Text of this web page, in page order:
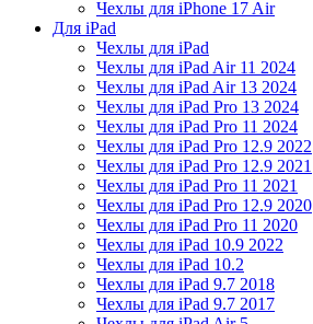
Чехлы для iPhone 17 Air
Для iPad
Чехлы для iPad
Чехлы для iPad Air 11 2024
Чехлы для iPad Air 13 2024
Чехлы для iPad Pro 13 2024
Чехлы для iPad Pro 11 2024
Чехлы для iPad Pro 12.9 2022
Чехлы для iPad Pro 12.9 2021
Чехлы для iPad Pro 11 2021
Чехлы для iPad Pro 12.9 2020
Чехлы для iPad Pro 11 2020
Чехлы для iPad 10.9 2022
Чехлы для iPad 10.2
Чехлы для iPad 9.7 2018
Чехлы для iPad 9.7 2017